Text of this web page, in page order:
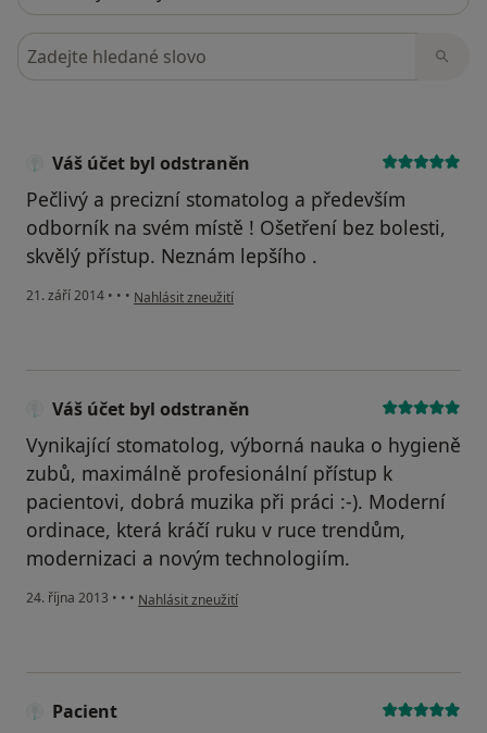
Hledejte v názorech
Váš účet byl odstraněn
Pečlivý a precizní stomatolog a především
odborník na svém místě ! Ošetření bez bolesti,
skvělý přístup. Neznám lepšího .
21. září 2014 • • • podle názoru uživatele Váš účet byl odstraněn
Nahlásit zneužití
Váš účet byl odstraněn
Vynikající stomatolog, výborná nauka o hygieně
zubů, maximálně profesionální přístup k
pacientovi, dobrá muzika při práci :-). Moderní
ordinace, která kráčí ruku v ruce trendům,
modernizaci a novým technologiím.
24. října 2013 • • • podle názoru uživatele Váš účet byl odstraněn
Nahlásit zneužití
Pacient